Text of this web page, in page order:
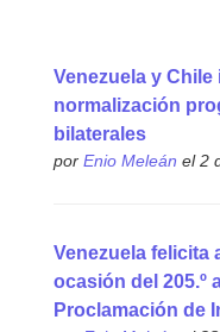
Venezuela y
normalización
bilaterales
por Enio Meleán el 2
Venezuela felicita
ocasión del 205.º
Proclamación de